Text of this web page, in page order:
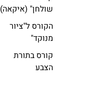
שולחן" (איקאה)
הקורס ל"ציור
מנוקד"
קורס בתורת
הצבע